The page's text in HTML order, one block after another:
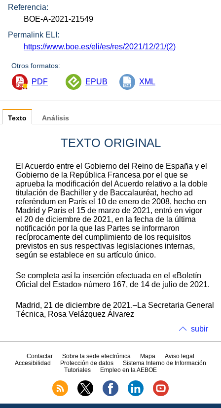
Referencia:
BOE-A-2021-21549
Permalink ELI:
https://www.boe.es/eli/es/res/2021/12/21/(2)
Otros formatos:
PDF EPUB XML
Texto
TEXTO ORIGINAL
El Acuerdo entre el Gobierno del Reino de España y el
Gobierno de la República Francesa por el que se
aprueba la modificación del Acuerdo relativo a la doble
titulación de Bachiller y de Baccalauréat, hecho ad
referéndum en París el 10 de enero de 2008, hecho en
Madrid y París el 15 de marzo de 2021, entró en vigor
el 20 de diciembre de 2021, en la fecha de la última
notificación por la que las Partes se informaron
recíprocamente del cumplimiento de los requisitos
previstos en sus respectivas legislaciones internas,
según se establece en su artículo único.
Se completa así la inserción efectuada en el «Boletín
Oficial del Estado» número 167, de 14 de julio de 2021.
Madrid, 21 de diciembre de 2021.–La Secretaria General
Técnica, Rosa Velázquez Álvarez
Análisis
subir
Contactar Sobre la sede electrónica Mapa
Aviso legal
Accesibilidad
Protección de datos
Sistema Interno de Información
Tutoriales
Empleo en la AEBOE